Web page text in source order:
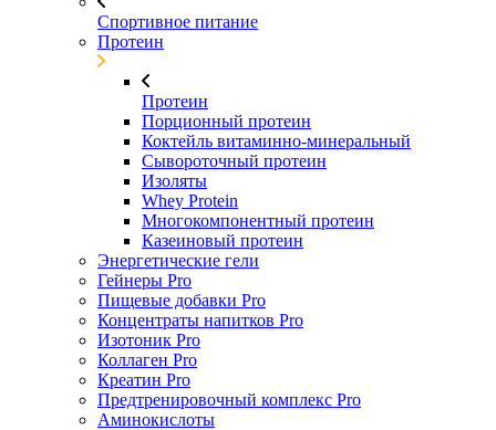
Спортивное питание
Протеин
Протеин
Порционный протеин
Коктейль витаминно-минеральный
Сывороточный протеин
Изоляты
Whey Protein
Многокомпонентный протеин
Казеиновый протеин
Энергетические гели
Гейнеры Pro
Пищевые добавки Pro
Концентраты напитков Pro
Изотоник Pro
Коллаген Pro
Креатин Pro
Предтренировочный комплекс Pro
Аминокислоты